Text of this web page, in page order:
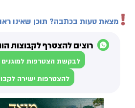
מצאת טעות בכתבה? תוכן שאינו
רוצים להצטרף לקבוצות
לבקשת הצטרפות למוגנים
להצטרפות ישירה